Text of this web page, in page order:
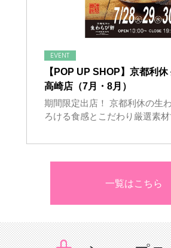
EVENT
【POP UP SHOP】京都利
高崎店（7月・8月）
期間限定出店！ 京都利休の生
ろける食感とこだわり厳選素
一覧はこちら